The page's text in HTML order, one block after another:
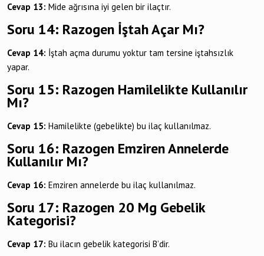
Cevap 13: Mide ağrısına iyi gelen bir ilaçtır.
Soru 14: Razogen İştah Açar Mı?
Cevap 14: İştah açma durumu yoktur tam tersine iştahsızlık
yapar.
Soru 15: Razogen Hamilelikte Kullanılır
Mı?
Cevap 15: Hamilelikte (gebelikte) bu ilaç kullanılmaz.
Soru 16: Razogen Emziren Annelerde
Kullanılır Mı?
Cevap 16: Emziren annelerde bu ilaç kullanılmaz.
Soru 17: Razogen 20 Mg Gebelik
Kategorisi?
Cevap 17: Bu ilacın gebelik kategorisi B’dir.